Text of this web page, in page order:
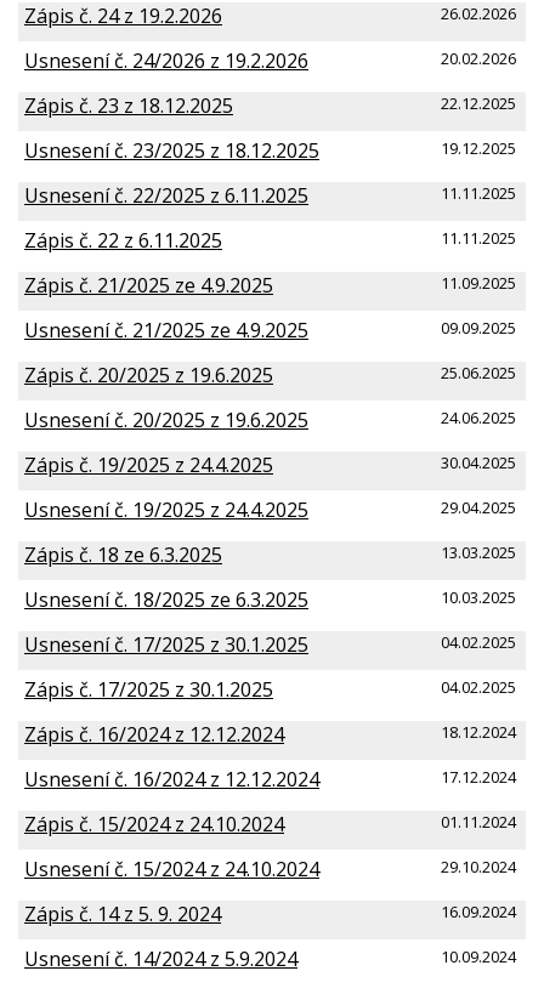
26.02.2026
Zápis č. 24 z 19.2.2026
20.02.2026
Usnesení č. 24/2026 z 19.2.2026
22.12.2025
Zápis č. 23 z 18.12.2025
19.12.2025
Usnesení č. 23/2025 z 18.12.2025
11.11.2025
Usnesení č. 22/2025 z 6.11.2025
11.11.2025
Zápis č. 22 z 6.11.2025
11.09.2025
Zápis č. 21/2025 ze 4.9.2025
09.09.2025
Usnesení č. 21/2025 ze 4.9.2025
25.06.2025
Zápis č. 20/2025 z 19.6.2025
24.06.2025
Usnesení č. 20/2025 z 19.6.2025
30.04.2025
Zápis č. 19/2025 z 24.4.2025
29.04.2025
Usnesení č. 19/2025 z 24.4.2025
13.03.2025
Zápis č. 18 ze 6.3.2025
10.03.2025
Usnesení č. 18/2025 ze 6.3.2025
04.02.2025
Usnesení č. 17/2025 z 30.1.2025
04.02.2025
Zápis č. 17/2025 z 30.1.2025
18.12.2024
Zápis č. 16/2024 z 12.12.2024
17.12.2024
Usnesení č. 16/2024 z 12.12.2024
01.11.2024
Zápis č. 15/2024 z 24.10.2024
29.10.2024
Usnesení č. 15/2024 z 24.10.2024
16.09.2024
Zápis č. 14 z 5. 9. 2024
10.09.2024
Usnesení č. 14/2024 z 5.9.2024